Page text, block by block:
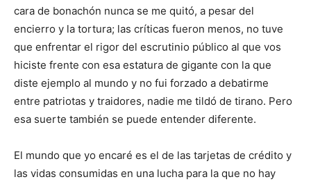
cara de bonachón nunca se me quitó, a pesar del
encierro y la tortura; las críticas fueron menos, no tuve
que enfrentar el rigor del escrutinio público al que vos
hiciste frente con esa estatura de gigante con la que
diste ejemplo al mundo y no fui forzado a debatirme
entre patriotas y traidores, nadie me tildó de tirano. Pero
esa suerte también se puede entender diferente.
El mundo que yo encaré es el de las tarjetas de crédito y
las vidas consumidas en una lucha para la que no hay